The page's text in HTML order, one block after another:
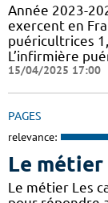
Année 2023-
exercent en
puéricultrices
L’infirmière
15/04/2025 17:00
PAGES
relevance:
Le métier
Le métier Les